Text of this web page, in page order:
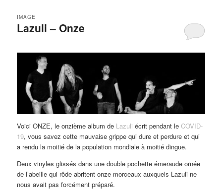
Lazuli – Onze
IMAGE
Voici ONZE, le onzième album de Lazuli écrit pendant leCOVID-
19, vous savez cette mauvaise grippe qui dure et perdure et qui
a rendu la moitié de la population mondiale à moitié dingue.
Deux vinyles glissés dans une double pochette émeraude ornée
de l’abeille qui rôde abritent onze morceaux auxquels Lazuli ne
nous avait pas forcément préparé.